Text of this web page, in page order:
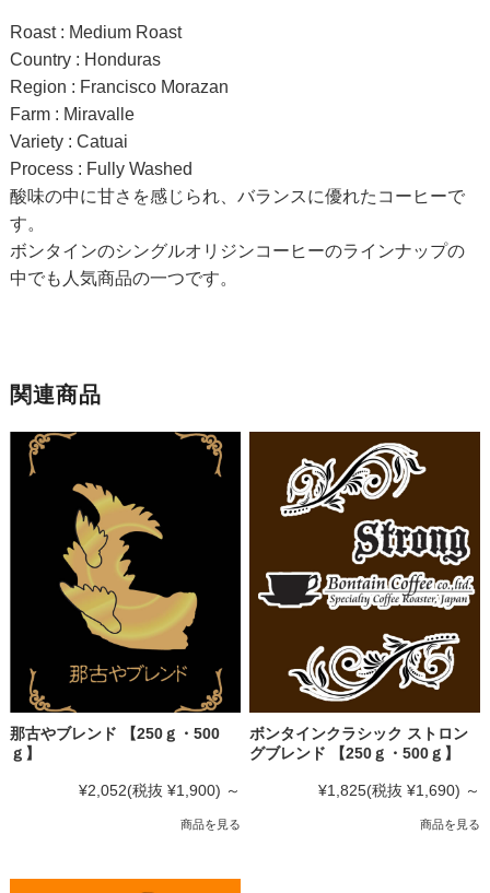
Roast : Medium Roast
Country : Honduras
Region : Francisco Morazan
Farm : Miravalle
Variety : Catuai
Process : Fully Washed
酸味の中に甘さを感じられ、バランスに優れたコーヒーで
す。
ボンタインのシングルオリジンコーヒーのラインナップの
中でも人気商品の一つです。
関連商品
那古やブレンド 【250ｇ・500
ｇ】
¥2,052(税抜 ¥1,900) ～
商品を見る
ボンタインクラシック ストロン
グブレンド 【250ｇ・500ｇ】
¥1,825(税抜 ¥1,690) ～
商品を見る